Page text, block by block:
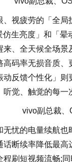
、视疲劳的「全
仿生亮度」和「
来、全天候全场
高码率无损音质
动反馈个性化」
听觉、触觉的每一
vivo副总裁、
无忧的电量续航
话断续率降低最
程刷短视频流畅;